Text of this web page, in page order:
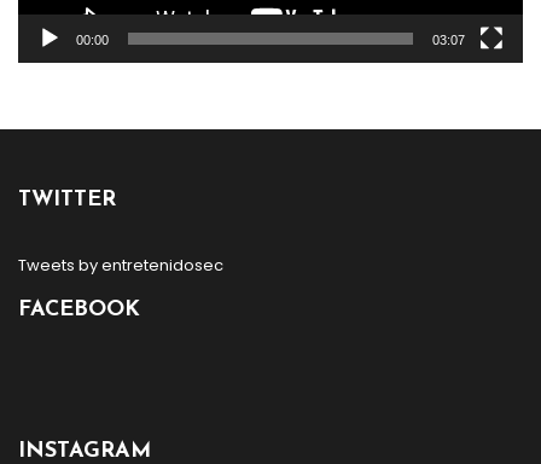
00:00 03:07
TWITTER
Tweets by entretenidosec
FACEBOOK
INSTAGRAM